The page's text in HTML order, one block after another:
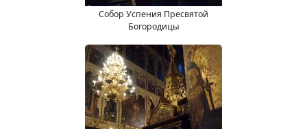
Собор Успения Пресвятой
Богородицы